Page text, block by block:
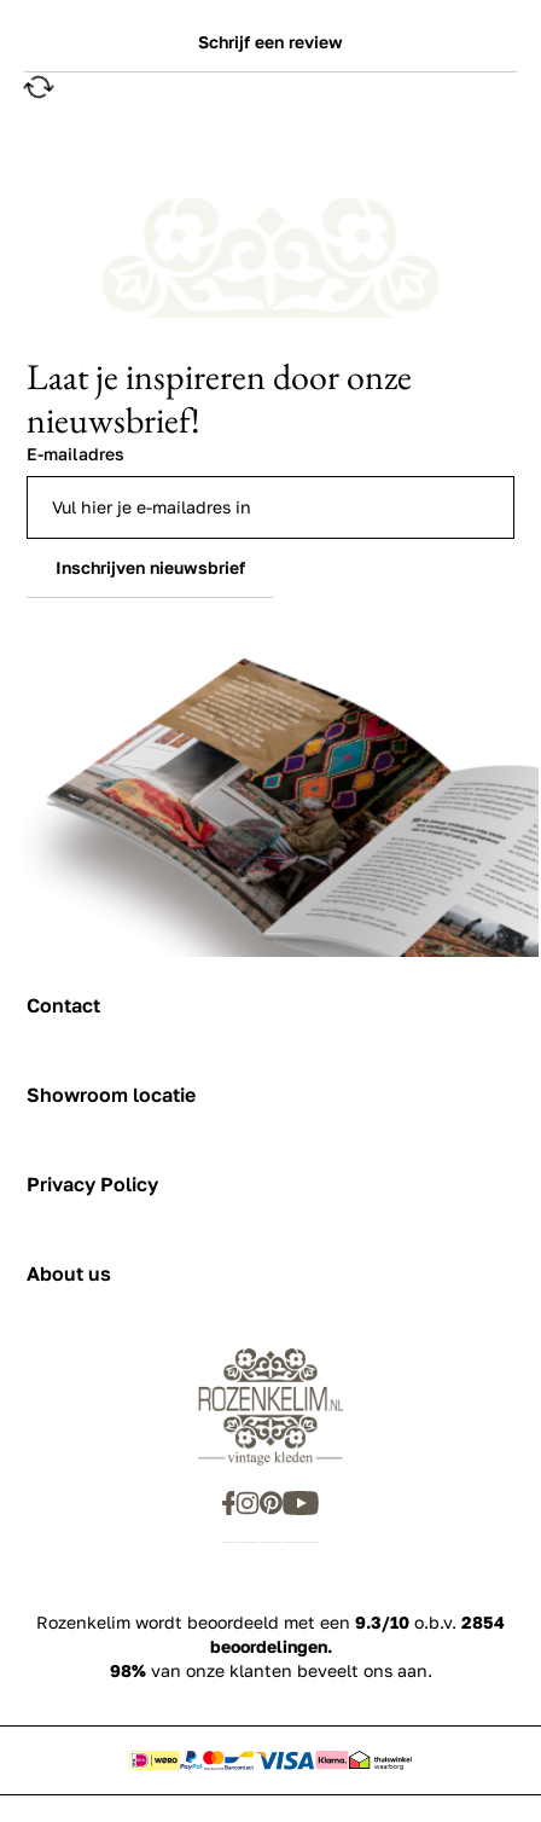
Schrijf een review
Contact
Showroom locatie
Figeehal 2
2031 BJ Haarlem
Privacy Policy
About us
Laat je inspireren door onze
nieuwsbrief!
E-mailadres
Inschrijven nieuwsbrief
Rozenkelim wordt beoordeeld met een 9.3/10 o.b.v. 2854
beoordelingen.
98%van onze klanten beveelt ons aan.